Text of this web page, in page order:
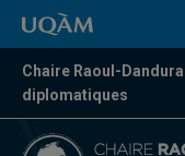
Chaire Raoul-
diplomatiques